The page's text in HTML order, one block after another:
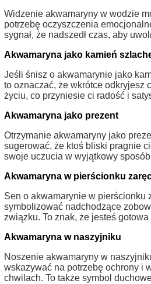
Widzenie akwamaryny w wodzie
potrzebę oczyszczenia
sygnał, że nadszedł czas, aby
Akwamaryna jako kamień
Jeśli śnisz o akwamarynie jako
to oznaczać, że wkrótce odkryjesz
życiu, co przyniesie ci radość i
Akwamaryna jako prezent
Otrzymanie akwamaryny jako
sugerować, że ktoś bliski pragnie
swoje uczucia w wyjątkowy
Akwamaryna w pierścionku
Sen o akwamarynie w pierścionku
symbolizować nadchodzące
związku. To znak, że jesteś
Akwamaryna w naszyjniku
Noszenie akwamaryny w
wskazywać na potrzebę ochrony i
chwilach. To także symbol